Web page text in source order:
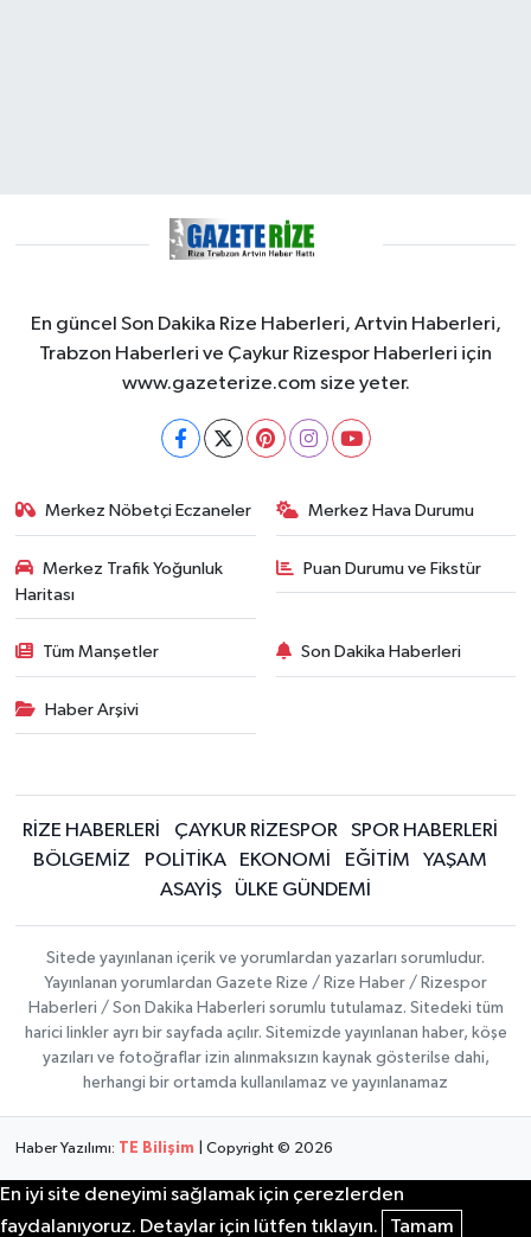
En güncel Son Dakika Rize Haberleri, Artvin Haberleri,
Trabzon Haberleri ve Çaykur Rizespor Haberleri için
www.gazeterize.com size yeter.
Merkez Nöbetçi Eczaneler Merkez Hava Durumu
Merkez Trafik Yoğunluk
Haritası
Puan Durumu ve Fikstür
Tüm Manşetler Son Dakika Haberleri
Haber Arşivi
RİZE HABERLERİ ÇAYKUR RİZESPOR
SPOR HABERLERİ
BÖLGEMİZ
POLİTİKA EKONOMİ EĞİTİM
YAŞAM
ASAYİŞ
ÜLKE GÜNDEMİ
Sitede yayınlanan içerik ve yorumlardan yazarları sorumludur.
Yayınlanan yorumlardan Gazete Rize / Rize Haber / Rizespor
Haberleri / Son Dakika Haberleri sorumlu tutulamaz. Sitedeki tüm
harici linkler ayrı bir sayfada açılır. Sitemizde yayınlanan haber, köşe
yazıları ve fotoğraflar izin alınmaksızın kaynak gösterilse dahi,
herhangi bir ortamda kullanılamaz ve yayınlanamaz
Haber Yazılımı: TE Bilişim | Copyright © 2026
En iyi site deneyimi sağlamak için çerezlerden
faydalanıyoruz. Detaylar için lütfen tıklayın.
Tamam